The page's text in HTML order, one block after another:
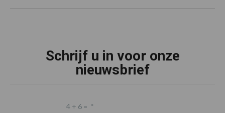
Schrijf u in voor onze
nieuwsbrief
4 + 6 = *